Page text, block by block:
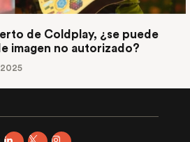
de Coldplay, ¿se puede
imagen no autorizado?